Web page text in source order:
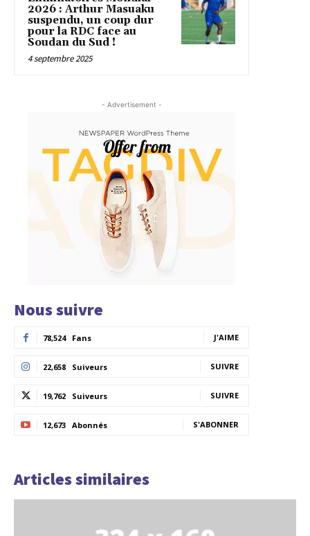
2026 : Arthur Masuaku
suspendu, un coup dur
pour la RDC face au
Soudan du Sud !
4 septembre 2025
- Advertisement -
Nous suivre
78,524 Fans J'AIME
22,658 Suiveurs SUIVRE
19,762 Suiveurs SUIVRE
12,673 Abonnés S'ABONNER
Articles similaires